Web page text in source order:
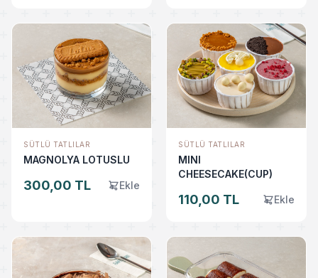
SÜTLÜ TATLILAR
MAGNOLYA LOTUSLU
300,00 TL Ekle
SÜTLÜ TATLILAR
MINI
CHEESECAKE(CUP)
110,00 TL Ekle